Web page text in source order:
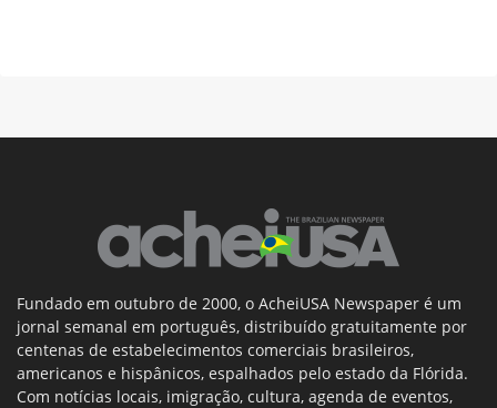
Fundado em outubro de 2000, o AcheiUSA Newspaper é um
jornal semanal em português, distribuído gratuitamente por
centenas de estabelecimentos comerciais brasileiros,
americanos e hispânicos, espalhados pelo estado da Flórida.
Com notícias locais, imigração, cultura, agenda de eventos,